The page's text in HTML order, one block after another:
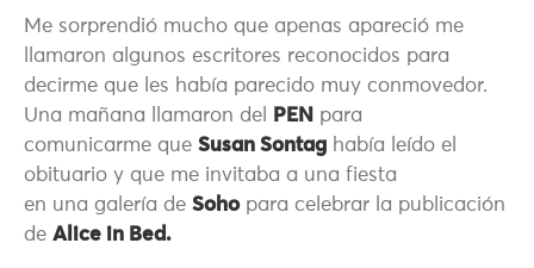
Me sorprendió mucho que apenas apareció me
llamaron algunos escritores reconocidos para
decirme que les había parecido muy conmovedor.
Una mañana llamaron del
PEN para
comunicarme que Susan Sontag había leído el
obituario y que me invitaba a una fiesta
en una galería de Sohopara celebrar la publicación
de Alice in Bed.